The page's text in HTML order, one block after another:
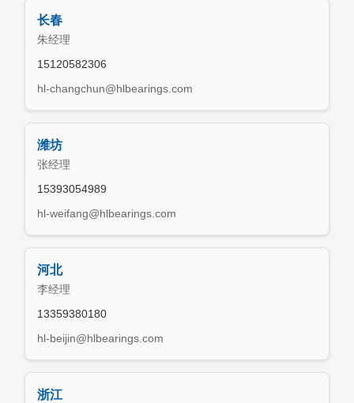
长春
朱经理
15120582306
hl-changchun@hlbearings.com
潍坊
张经理
15393054989
hl-weifang@hlbearings.com
河北
李经理
13359380180
hl-beijin@hlbearings.com
浙江